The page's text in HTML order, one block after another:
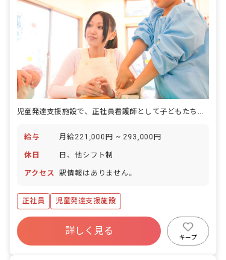
児童発達支援施設で、正社員看護師として子どもたちの健康管理と医療的ケアを担う職場です。
給与 月給221,000円 ~ 293,000円
休日 日、他シフト制
アクセス 駅情報はありません。
正社員 児童発達支援施設
詳しく見る
キープ